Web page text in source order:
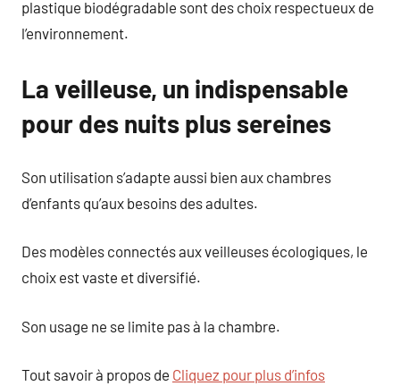
plastique biodégradable sont des choix respectueux de
l’environnement.
La veilleuse, un indispensable
pour des nuits plus sereines
Son utilisation s’adapte aussi bien aux chambres
d’enfants qu’aux besoins des adultes.
Des modèles connectés aux veilleuses écologiques, le
choix est vaste et diversifié.
Son usage ne se limite pas à la chambre.
Tout savoir à propos de Cliquez pour plus d’infos